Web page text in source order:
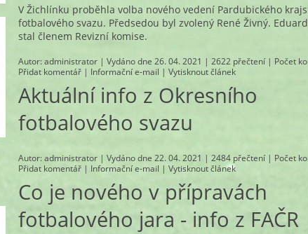
V Žichlínku proběhla volba nového vedení Pardubického
fotbalového svazu. Předsedou byl zvolený René Živný.
stal členem Revizní komise.
Autor:administrator | Vydáno dne 26. 04. 2021 | 2622 přečtení | Počet
Přidat komentář | Informační e-mail |Vytisknout článek
Aktuální info z Okresního
fotbalového svazu
Autor:administrator | Vydáno dne 22. 04. 2021 | 2484 přečtení | Počet
Přidat komentář | Informační e-mail |Vytisknout článek
Co je nového v přípravách
fotbalového jara - info z FAČR